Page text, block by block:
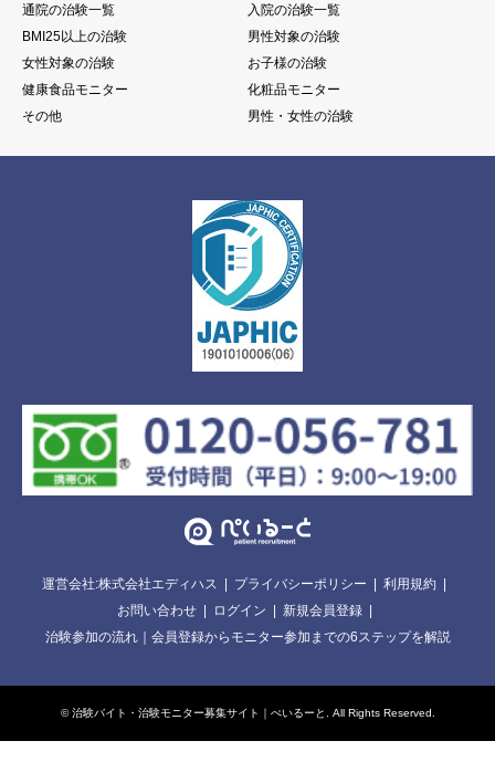
通院の治験一覧
入院の治験一覧
BMI25以上の治験
男性対象の治験
女性対象の治験
お子様の治験
健康食品モニター
化粧品モニター
その他
男性・女性の治験
運営会社:株式会社エディハス プライバシーポリシー
利用規約
お問い合わせ
ログイン
新規会員登録
治験参加の流れ｜会員登録からモニター参加までの6ステップを解説
©治験バイト・治験モニター募集サイト｜ぺいるーと . All Rights Reserved.